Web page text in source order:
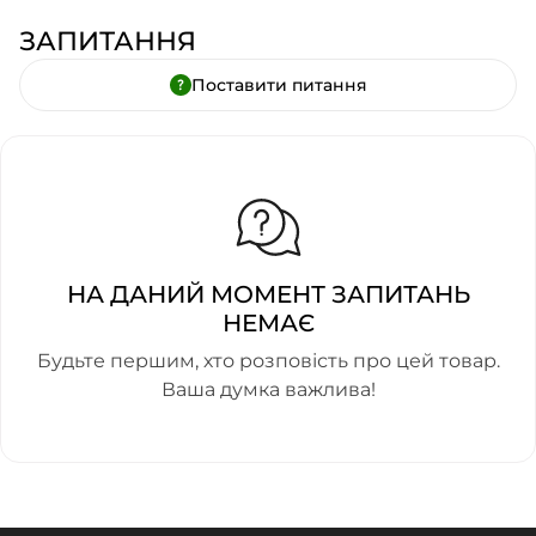
ЗАПИТАННЯ
Поставити питання
НА ДАНИЙ МОМЕНТ ЗАПИТАНЬ
НЕМАЄ
Будьте першим, хто розповість про цей товар.
Ваша думка важлива!